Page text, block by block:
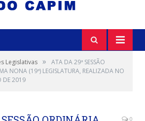
Legislativas »
ATA DA 29ª SESSÃO
NONA (19ª) LEGISLATURA, REALIZADA NO
DE 2019
0